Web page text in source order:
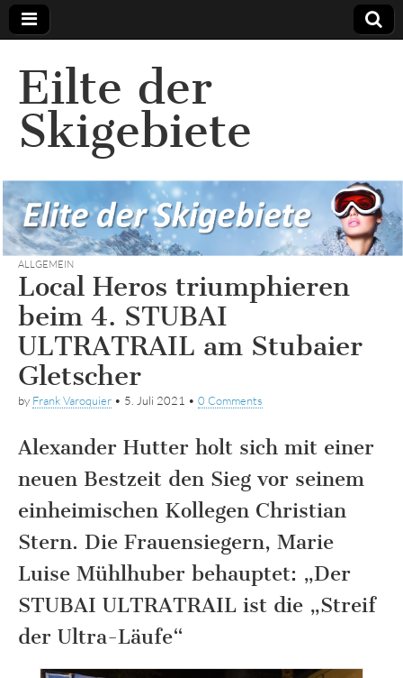
Eilte der
Skigebiete
ALLGEMEIN
Local Heros triumphieren
beim 4. STUBAI
ULTRATRAIL am Stubaier
Gletscher
by Frank Varoquier • 5. Juli 2021 • 0 Comments
Alexander Hutter holt sich mit einer
neuen Bestzeit den Sieg vor seinem
einheimischen Kollegen Christian
Stern. Die Frauensiegern, Marie
Luise Mühlhuber behauptet: „Der
STUBAI ULTRATRAIL ist die „Streif
der Ultra-Läufe“